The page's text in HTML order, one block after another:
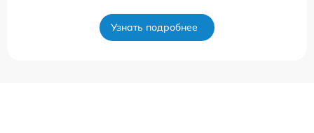
Узнать подробнее